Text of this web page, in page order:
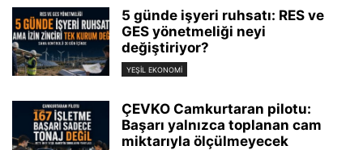
5 günde işyeri ruhsatı: RES ve
GES yönetmeliği neyi
değiştiriyor?
YEŞIL EKONOMI
ÇEVKO Camkurtaran pilotu:
Başarı yalnızca toplanan cam
miktarıyla ölçülmeyecek